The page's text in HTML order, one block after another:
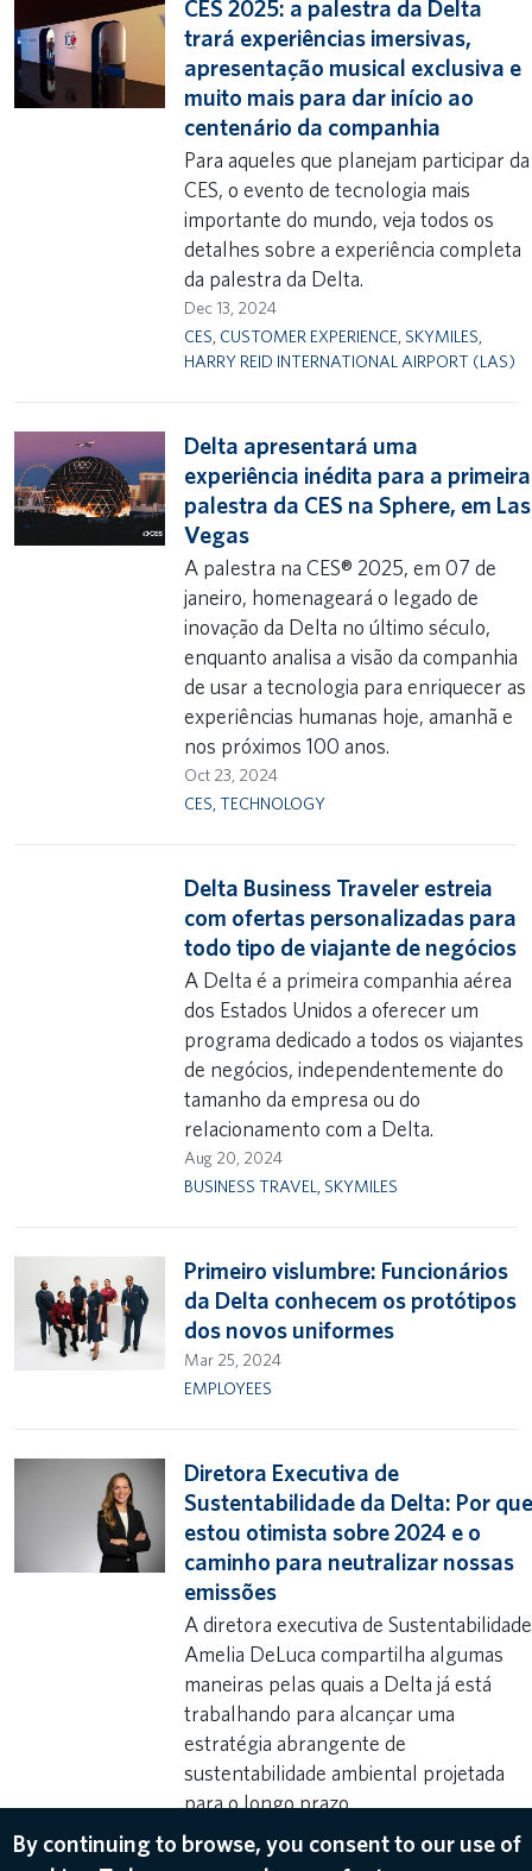
CES 2025: a palestra da Delta
trará experiências imersivas,
apresentação musical exclusiva e
muito mais para dar início ao
centenário da companhia
Para aqueles que planejam participar da
CES, o evento de tecnologia mais
importante do mundo, veja todos os
detalhes sobre a experiência completa
da palestra da Delta.
Dec 13, 2024
CES CUSTOMER EXPERIENCE SKYMILES
HARRY REID INTERNATIONAL AIRPORT (LAS)
Delta apresentará uma
experiência inédita para a primeira
palestra da CES na Sphere, em Las
Vegas
A palestra na CES® 2025, em 07 de
janeiro, homenageará o legado de
inovação da Delta no último século,
enquanto analisa a visão da companhia
de usar a tecnologia para enriquecer as
experiências humanas hoje, amanhã e
nos próximos 100 anos.
Oct 23, 2024
CES TECHNOLOGY
Delta Business Traveler estreia
com ofertas personalizadas para
todo tipo de viajante de negócios
A Delta é a primeira companhia aérea
dos Estados Unidos a oferecer um
programa dedicado a todos os viajantes
de negócios, independentemente do
tamanho da empresa ou do
relacionamento com a Delta.
Aug 20, 2024
BUSINESS TRAVEL SKYMILES
Primeiro vislumbre: Funcionários
da Delta conhecem os protótipos
dos novos uniformes
Mar 25, 2024
EMPLOYEES
Diretora Executiva de
Sustentabilidade da Delta: Por
estou otimista sobre 2024 e o
caminho para neutralizar nossas
emissões
A diretora executiva de Sustentabilidade
Amelia DeLuca compartilha algumas
maneiras pelas quais a Delta já está
trabalhando para alcançar uma
estratégia abrangente de
sustentabilidade ambiental projetada
para o longo prazo.
Mar 15, 2024 11:30am EDT
By continuing to browse, you consent to our use of